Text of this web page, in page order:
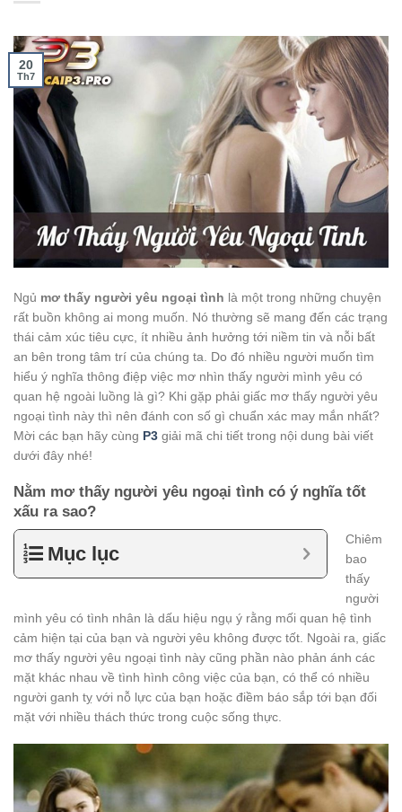
20
Th7
Ngủ mơ thấy người yêu ngoại tình là một trong những chuyện
rất buồn không ai mong muốn. Nó thường sẽ mang đến các trạng
thái cảm xúc tiêu cực, ít nhiều ảnh hưởng tới niềm tin và nỗi bất
an bên trong tâm trí của chúng ta. Do đó nhiều người muốn tìm
hiểu ý nghĩa thông điệp việc mơ nhìn thấy người mình yêu có
quan hệ ngoài luồng là gì? Khi gặp phải giấc mơ thấy người yêu
ngoại tình này thì nên đánh con số gì chuẩn xác may mắn nhất?
Mời các bạn hãy cùng P3 giải mã chi tiết trong nội dung bài viết
dưới đây nhé!
Nằm mơ thấy người yêu ngoại tình có ý nghĩa tốt
xấu ra sao?
Mục lục
Chiêm
bao
thấy
người
mình yêu có tình nhân là dấu hiệu ngụ ý rằng mối quan hệ tình
cảm hiện tại của bạn và người yêu không được tốt. Ngoài ra, giấc
mơ thấy người yêu ngoại tình này cũng phần nào phản ánh các
mặt khác nhau về tình hình công việc của bạn, có thể có nhiều
người ganh tỵ với nỗ lực của bạn hoặc điềm báo sắp tới bạn đối
mặt với nhiều thách thức trong cuộc sống thực.